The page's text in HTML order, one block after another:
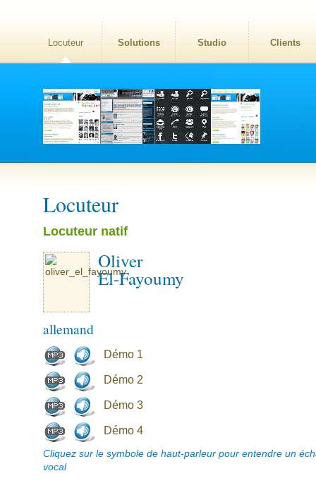
Locuteur Solutions Studio Clients
Locuteur
Locuteur natif
Oliver
El-Fayoumy
allemand
Démo 1
Démo 2
Démo 3
Démo 4
Cliquez sur le symbole de haut-parleur pour entendre un
vocal